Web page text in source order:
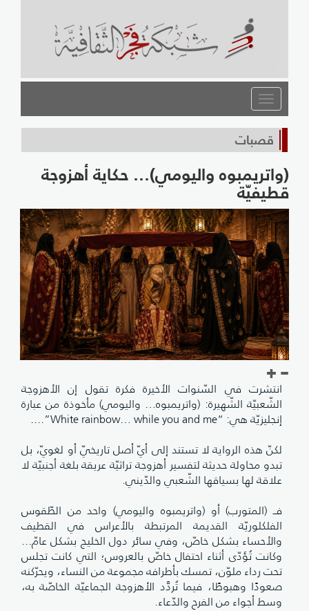
القائمة
قصبات
(واتريمبوه واليومي)… حكاية أهزوجة
قطيفيّة
انتشرت في السّنوات الأخيرة فكرة تقول إن الأهزوجة
الشّعبيّة الشّهيرة: (واتريمبوه… واليومي) مأخوذة من عبارة
إنجليزيّة هي: “White rainbow… while you and me”....
لكنّ هذه الرواية لا تستند إلى أيّ أصل تاريخيّ أو لغويّ، بل
تبدو محاولة حديثة لتفسير أهزوجة تراثيّة عريقة بلغة أجنبيّة لا
علاقة لها بسياقها الشّعبي والدّيني.
فــ (المتورب) أو (واتريمبوه واليومي) واحد من الطّقوس
الفلكلوريّة القديمة المرتبطة بالأعراس في القطيف
والأحساء بشكل خاصّ، وفي سائر دول الخليج بشكل عامّ...
وكانت تُؤدّى أثناء احتفال خاصّ بالعروس؛ التي كانت تجلس
تحت رداء ملوّن، تمسك بأطرافه مجموعة من النساء، ويحرّكنه
صعودًا وهبوطًا، فيما تُردَّد الأهزوجة الجماعيّة الخاصّة به،
وسط أجواء من الفرح والدّعاء.